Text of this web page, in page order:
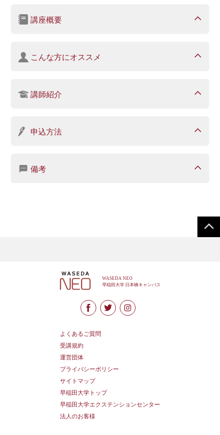
講座概要
こんな方にオススメ
講師紹介
申込方法
備考
よくあるご質問
受講規約
運営団体
プライバシーポリシー
サイトマップ
早稲田大学トップ
早稲田大学エクステンションセンター
法人のお客様